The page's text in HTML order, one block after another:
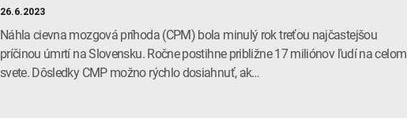
26.6.2023
Náhla cievna mozgová príhoda (CPM) bola minulý rok treťou najčastejšou
príčinou úmrtí na Slovensku. Ročne postihne približne 17 miliónov ľudí na celom
svete. Dôsledky CMP možno rýchlo dosiahnuť, ak…